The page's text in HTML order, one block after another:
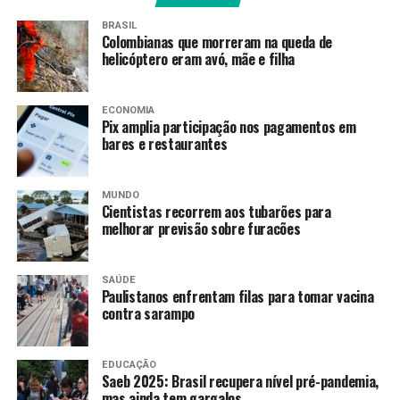
abrile estabelece critérios para a suspensão de
concessões comerciais, de investimentos e de obrigações
relativas a direitos de propriedade intelectual em
resposta a medidas unilaterais adotadas por país ou
bloco econômico que impactem negativamente a
competitividade internacional brasileira.
>> Siga o canal da
Apoio a empresas
Lula destacou que
dos empresários que exportam aos EUA, para
analisar o novo cenário comercial com os
americanos
“Não vou dizer um gabinete de crise, vou dizer um
gabinete de repensar a política comercial brasileira com
BRASIL
Colombianas que morreram na queda de
helicóptero eram avó, mãe e filha
ECONOMIA
Pix amplia participação nos pagamentos em
bares e restaurantes
MUNDO
Cientistas recorrem aos tubarões para
melhorar previsão sobre furacões
SAÚDE
Paulistanos enfrentam filas para tomar vacina
contra sarampo
EDUCAÇÃO
Saeb 2025: Brasil recupera nível pré-pandemia,